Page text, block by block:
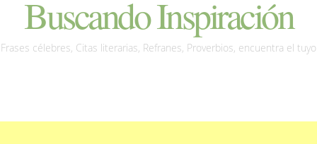
Buscando Inspiración
Frases célebres, Citas literarias, Refranes, Proverbios, encuentra el tuyo